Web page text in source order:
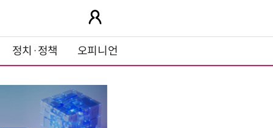
정치·정책 오피니언